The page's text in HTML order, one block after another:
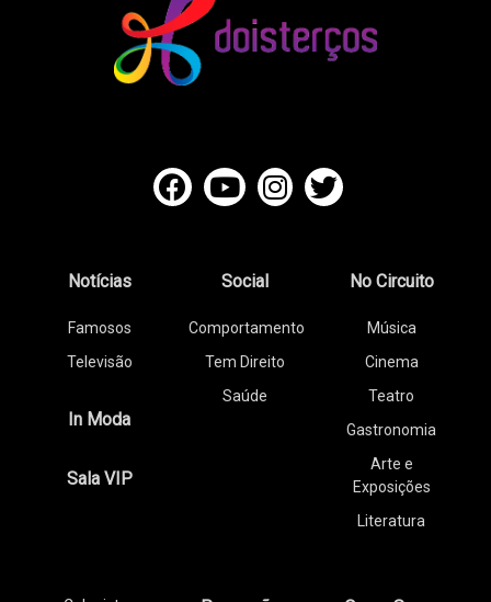
Notícias
Famosos
Televisão
In Moda
Sala VIP
Social
Comportamento
Tem Direito
Saúde
No Circuito
Música
Cinema
Teatro
Gastronomia
Arte e
Exposições
Literatura